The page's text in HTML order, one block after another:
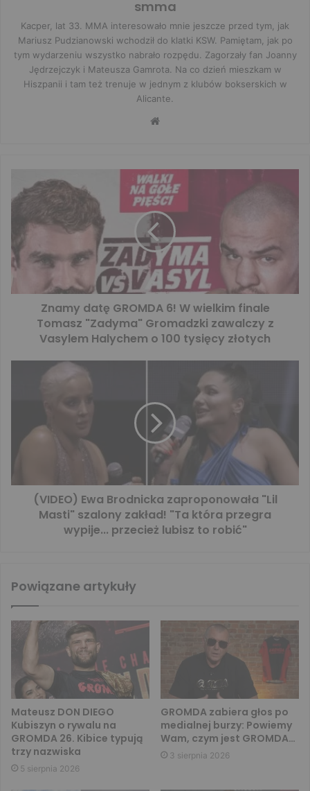
smma
Kacper, lat 33. MMA interesowało mnie jeszcze przed tym, jak
Mariusz Pudzianowski wchodził do klatki KSW. Pamiętam, jak po
tym wydarzeniu wszystko nabrało rozpędu. Zagorzały fan Joanny
Jędrzejczyk i Mateusza Gamrota. Na co dzień mieszkam w
Hiszpanii i tam też trenuje w jednym z klubów bokserskich w
Alicante.
Website
Znamy datę GROMDA 6! W wielkim finale
Tomasz "Zadyma" Gromadzki zawalczy z
Vasylem Halychem o 100 tysięcy złotych
(VIDEO) Ewa Brodnicka zaproponowała "Lil
Masti" szalony zakład! "Ta która przegra
wypije... przecież lubisz to robić"
Powiązane artykuły
Mateusz DON DIEGO
Kubiszyn o rywalu na
GROMDA 26. Kibice typują
trzy nazwiska
5 sierpnia 2026
GROMDA zabiera głos po
medialnej burzy: Powiemy
Wam, czym jest GROMDA…
3 sierpnia 2026